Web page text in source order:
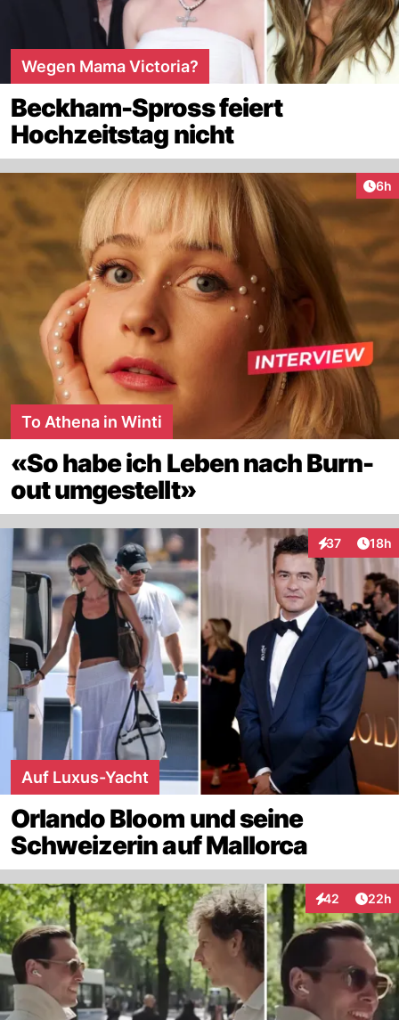
Wegen Mama Victoria?
Beckham-Spross feiert
Hochzeitstag nicht
6h
To Athena in Winti
«So habe ich Leben nach Burn-
out umgestellt»
37
Interaktionen
18h
Auf Luxus-Yacht
Orlando Bloom und seine
Schweizerin auf Mallorca
42
Interaktionen
22h